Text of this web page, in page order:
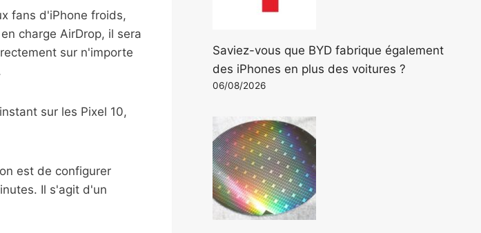
fans d'iPhone froids,
charge AirDrop, il sera
sur n'importe
sur les Pixel 10,
est de configurer
Il s'agit d'un
Saviez-vous que BYD fabrique également
des iPhones en plus des voitures ?
06/08/2026